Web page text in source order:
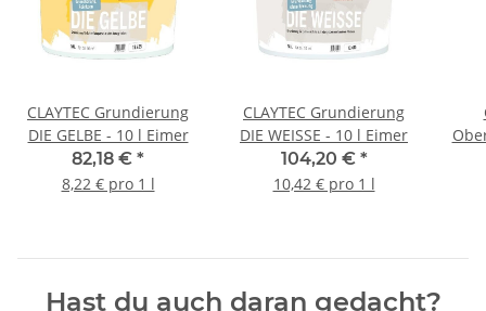
CLAYTEC Grundierung
DIE GELBE - 10 l Eimer
82,18 € *
8,22 € pro 1 l
CLAYTEC Grundierung
DIE WEISSE - 10 l Eimer
104,20 € *
10,42 € pro 1 l
Hast du auch daran gedacht?